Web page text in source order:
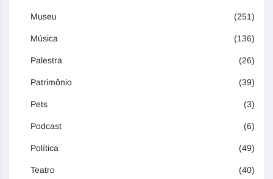
Museu (251)
Música (136)
Palestra (26)
Patrimônio (39)
Pets (3)
Podcast (6)
Política (49)
Teatro (40)